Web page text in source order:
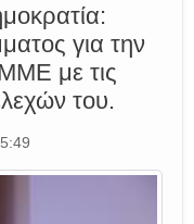
για την
με τις
του.